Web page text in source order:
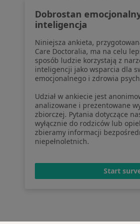
pozyskaliśmy
Polityka cookies
Jak działają wyniki
Dostępność
O nas
Praca Rekrutujemy!
Partnerzy
Centrum prasowe
Kontakt
Dobrostan
inteligencja
Niniejsza ankieta,
Care Doctoralia, ma na celu
sposób ludzie korzystają z
inteligencji jako wsparcia dla
emocjonalnego i zdrowia
Udział w ankiecie jest
analizowane i prezentowane
zbiorczej. Pytania dotyczące
wyłącznie do rodziców lub
zbieramy informacji
niepełnoletnich.
Start